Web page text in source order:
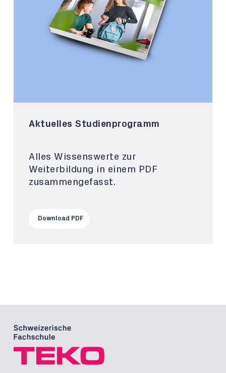
Aktuelles Studienprogramm
Alles Wissenswerte zur
Weiterbildung in einem PDF
zusammengefasst.
Download PDF